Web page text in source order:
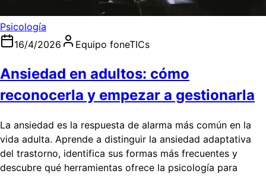
Psicología
16/4/2026
Equipo foneTICs
Ansiedad en adultos: cómo
reconocerla y empezar a gestionarla
La ansiedad es la respuesta de alarma más común en la
vida adulta. Aprende a distinguir la ansiedad adaptativa
del trastorno, identifica sus formas más frecuentes y
descubre qué herramientas ofrece la psicología para